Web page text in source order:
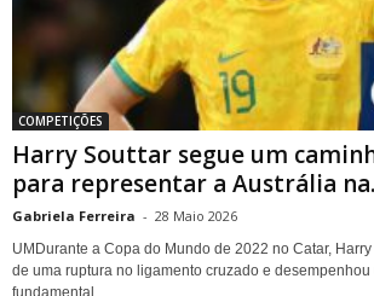
COMPETIÇÕES
Harry Souttar segue um
para representar a Austrália
Gabriela Ferreira - 28 Maio 2026
UMDurante a Copa do Mundo de 2022 no Catar,
de uma ruptura no ligamento cruzado e desempenhou
fundamental...